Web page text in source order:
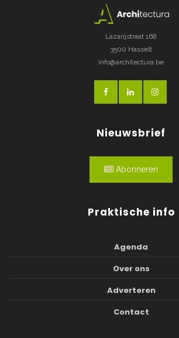
Lazarijstraat 168
3500 Hasselt
info@architectura.be
Nieuwsbrief
Abonneren
Praktische info
Agenda
Over ons
Adverteren
Contact